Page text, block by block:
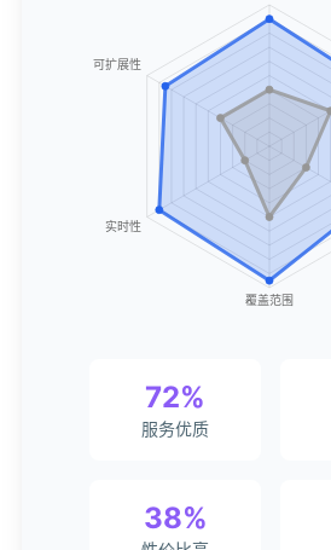
72%
服务优质
38%